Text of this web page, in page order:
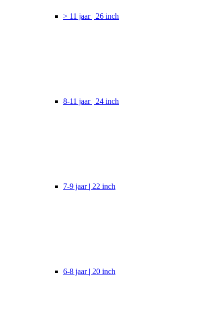
> 11 jaar | 26 inch
8-11 jaar | 24 inch
7-9 jaar | 22 inch
6-8 jaar | 20 inch